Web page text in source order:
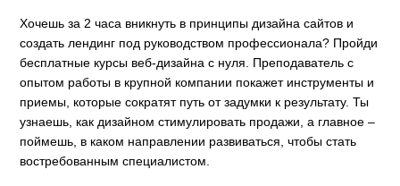
Хочешь за 2 часа вникнуть в принципы дизайна сайтов и
создать лендинг под руководством профессионала? Пройди
бесплатные курсы веб-дизайна с нуля. Преподаватель с
опытом работы в крупной компании покажет инструменты и
приемы, которые сократят путь от задумки к результату. Ты
узнаешь, как дизайном стимулировать продажи, а главное –
поймешь, в каком направлении развиваться, чтобы стать
востребованным специалистом.